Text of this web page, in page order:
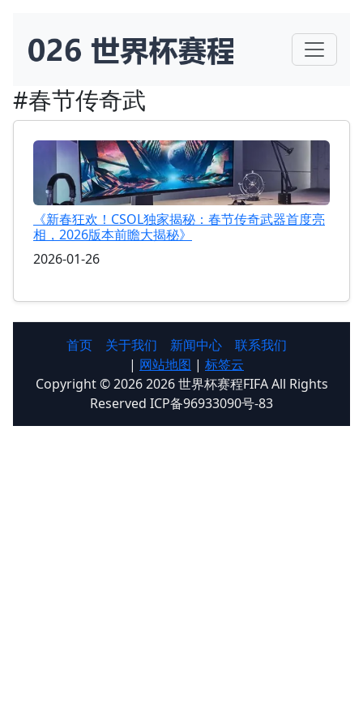
#春节传奇武
《新春狂欢！CSOL独家揭秘：春节传奇武器首度亮
相，2026版本前瞻大揭秘》
2026-01-26
首页 关于我们 新闻中心
联系我们
| 网站地图 | 标签云
Copyright © 2026 2026 世界杯赛程FIFA All Rights
Reserved ICP备96933090号-83